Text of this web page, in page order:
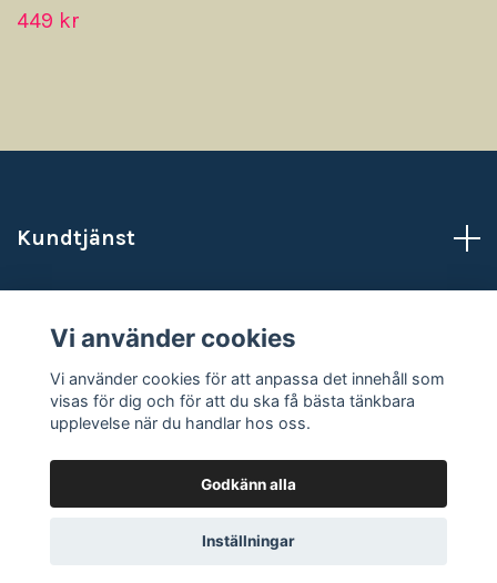
449 kr
Kundtjänst
Sociala medier
© 2026 NataliasAteljePowered by Quickbutik
Vi använder cookies
Vi använder cookies för att anpassa det innehåll som
visas för dig och för att du ska få bästa tänkbara
upplevelse när du handlar hos oss.
Godkänn alla
Inställningar